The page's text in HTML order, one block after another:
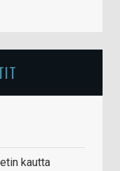
kautta